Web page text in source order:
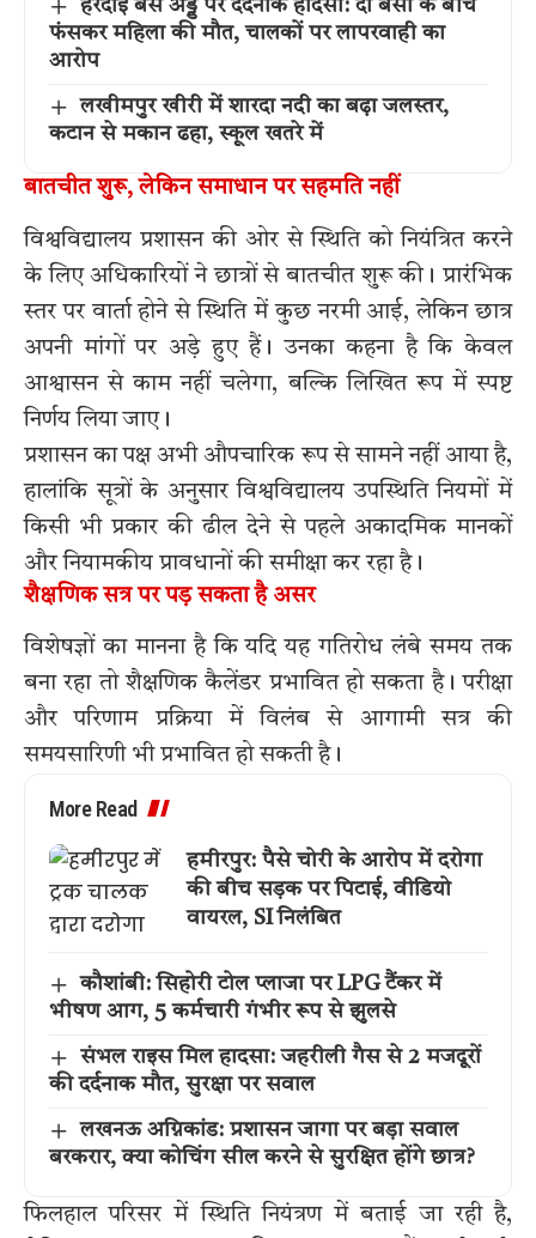
हरदोई बस अड्डे पर दर्दनाक हादसा: दो बसों के बीच
फंसकर महिला की मौत, चालकों पर लापरवाही का
आरोप
लखीमपुर खीरी में शारदा नदी का बढ़ा जलस्तर,
कटान से मकान ढहा, स्कूल खतरे में
बातचीत शुरू, लेकिन समाधान पर सहमति नहीं
विश्वविद्यालय प्रशासन की ओर से स्थिति को नियंत्रित करने
के लिए अधिकारियों ने छात्रों से बातचीत शुरू की। प्रारंभिक
स्तर पर वार्ता होने से स्थिति में कुछ नरमी आई, लेकिन छात्र
अपनी मांगों पर अड़े हुए हैं। उनका कहना है कि केवल
आश्वासन से काम नहीं चलेगा, बल्कि लिखित रूप में स्पष्ट
निर्णय लिया जाए।
प्रशासन का पक्ष अभी औपचारिक रूप से सामने नहीं आया है,
हालांकि सूत्रों के अनुसार विश्वविद्यालय उपस्थिति नियमों में
किसी भी प्रकार की ढील देने से पहले अकादमिक मानकों
और नियामकीय प्रावधानों की समीक्षा कर रहा है।
शैक्षणिक सत्र पर पड़ सकता है असर
विशेषज्ञों का मानना है कि यदि यह गतिरोध लंबे समय तक
बना रहा तो शैक्षणिक कैलेंडर प्रभावित हो सकता है। परीक्षा
और परिणाम प्रक्रिया में विलंब से आगामी सत्र की
समयसारिणी भी प्रभावित हो सकती है।
More Read
हमीरपुर: पैसे चोरी के आरोप में दरोगा
की बीच सड़क पर पिटाई, वीडियो
वायरल, SI निलंबित
कौशांबी: सिहोरी टोल प्लाजा पर LPG टैंकर में
भीषण आग, 5 कर्मचारी गंभीर रूप से झुलसे
संभल राइस मिल हादसा: जहरीली गैस से 2 मजदूरों
की दर्दनाक मौत, सुरक्षा पर सवाल
लखनऊ अग्निकांड: प्रशासन जागा पर बड़ा सवाल
बरकरार, क्या कोचिंग सील करने से सुरक्षित होंगे छात्र?
फिलहाल परिसर में स्थिति नियंत्रण में बताई जा रही है,